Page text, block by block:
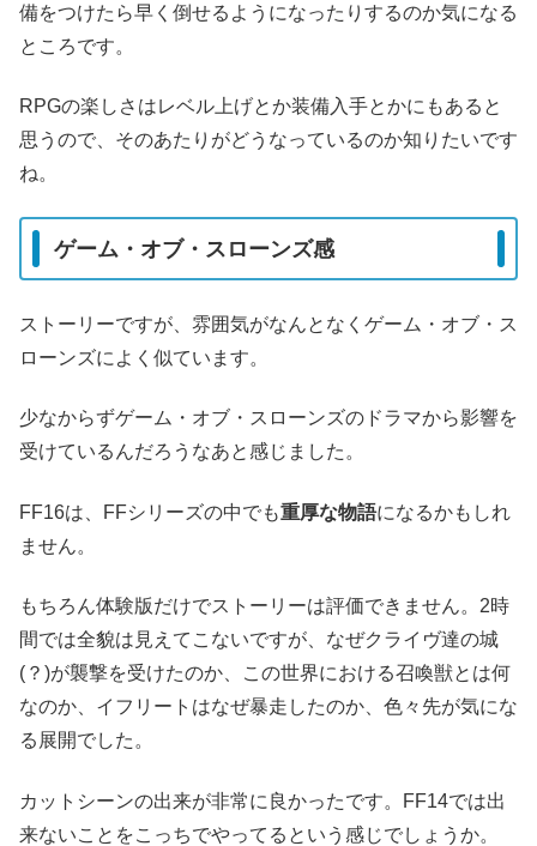
備をつけたら早く倒せるようになったりするのか気になる
ところです。
RPGの楽しさはレベル上げとか装備入手とかにもあると
思うので、そのあたりがどうなっているのか知りたいです
ね。
ゲーム・オブ・スローンズ感
ストーリーですが、雰囲気がなんとなくゲーム・オブ・ス
ローンズによく似ています。
少なからずゲーム・オブ・スローンズのドラマから影響を
受けているんだろうなあと感じました。
FF16は、FFシリーズの中でも重厚な物語になるかもしれ
ません。
もちろん体験版だけでストーリーは評価できません。2時
間では全貌は見えてこないですが、なぜクライヴ達の城
(？)が襲撃を受けたのか、この世界における召喚獣とは何
なのか、イフリートはなぜ暴走したのか、色々先が気にな
る展開でした。
カットシーンの出来が非常に良かったです。FF14では出
来ないことをこっちでやってるという感じでしょうか。